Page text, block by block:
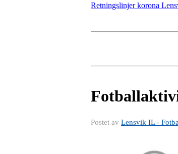
Retningslinjer korona
Postet av Lensvik IL -